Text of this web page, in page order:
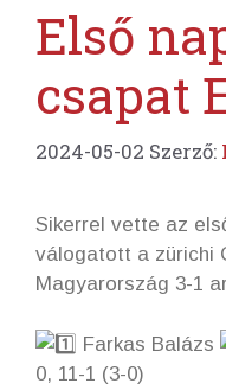
Első
csapat
2024-05-02 Szerző:
Sikerrel vette az
válogatott a zürichi
Magyarország 3-1
Farkas Balázs
0, 11-1 (3-0)